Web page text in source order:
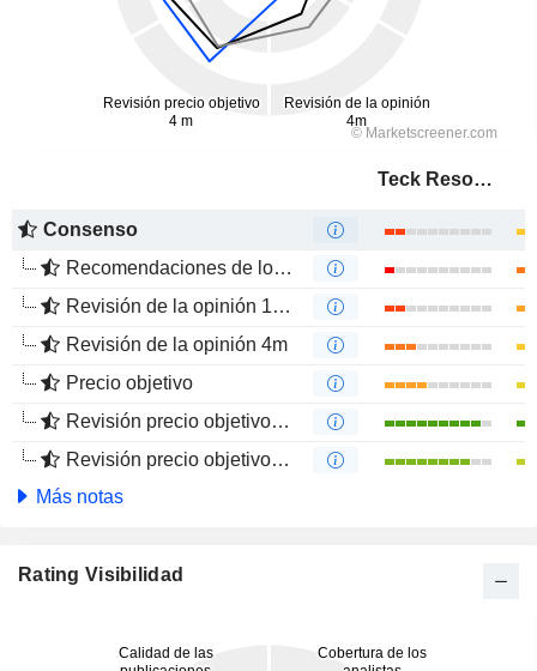
Teck Resources Limited
Consenso
Recomendaciones de los Analistas
Revisión de la opinión 12m
Revisión de la opinión 4m
Precio objetivo
Revisión precio objetivo 12 m
Revisión precio objetivo 4 m
Más notas
Rating Visibilidad